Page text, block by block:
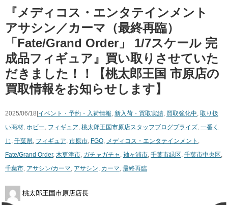
『メディコス・エンタテインメント
アサシン／カーマ（最終再臨）
「Fate/Grand Order」 1/7スケール 完
成品フィギュア』買い取りさせていた
だきました！！【桃太郎王国 市原店の
買取情報をお知らせします】
2025/06/18| イベント・予約・入荷情報, 新入荷・買取実績, 買取強化中, 取り扱
い商材, ホビー, フィギュア, 桃太郎王国市原店スタッフブログプライズ, 一番く
じ , 千葉県, フィギュア, 市原市, FGO, メディコス・エンタテインメント ,
Fate/Grand Order, 木更津市, ガチャガチャ , 袖ヶ浦市, 千葉市緑区, 千葉市中央区,
千葉市, アサシン/カーマ, アサシン, カーマ, 最終再臨
桃太郎王国市原店店長